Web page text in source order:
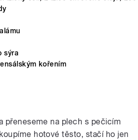
sýra
kořením
přeneseme na plech s pečicím
hotové těsto, stačí ho jen